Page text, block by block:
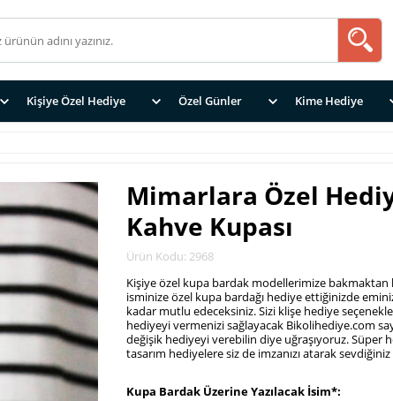
Kişiye Özel Hediye Özel Günler Kime Hediye
Mimarlara Özel
Kahve Kupası
Ürün Kodu: 2968
Kişiye özel kupa bardak modellerimize bakmaktan
isminize özel kupa bardağı hediye ettiğinizde
kadar mutlu edeceksiniz. Sizi klişe hediye
hediyeyi vermenizi sağlayacak Bikolihediye.com
değişik hediyeyi verebilin diye uğraşıyoruz. Süper
tasarım hediyelere siz de imzanızı atarak
Kupa Bardak Üzerine Yazılacak İsim*